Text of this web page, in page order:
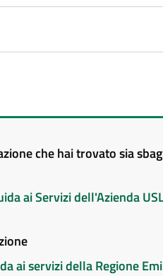
che hai trovato sia
ai Servizi dell'Azienda
ai servizi della Regione